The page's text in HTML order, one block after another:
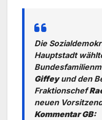
Die
Hauptstadt
Giffeyund den
Fraktionschef
neuen
Kommentar GB: